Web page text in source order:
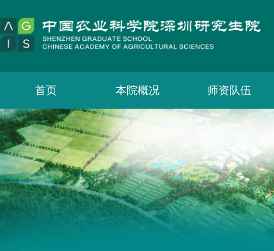
首页 本院概况 师资队伍